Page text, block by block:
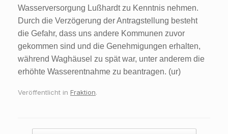
Wasserversorgung Lußhardt zu Kenntnis nehmen.
Durch die Verzögerung der Antragstellung besteht
die Gefahr, dass uns andere Kommunen zuvor
gekommen sind und die Genehmigungen erhalten,
während Waghäusel zu spät war, unter anderem die
erhöhte Wasserentnahme zu beantragen. (ur)
Veröffentlicht in Fraktion.